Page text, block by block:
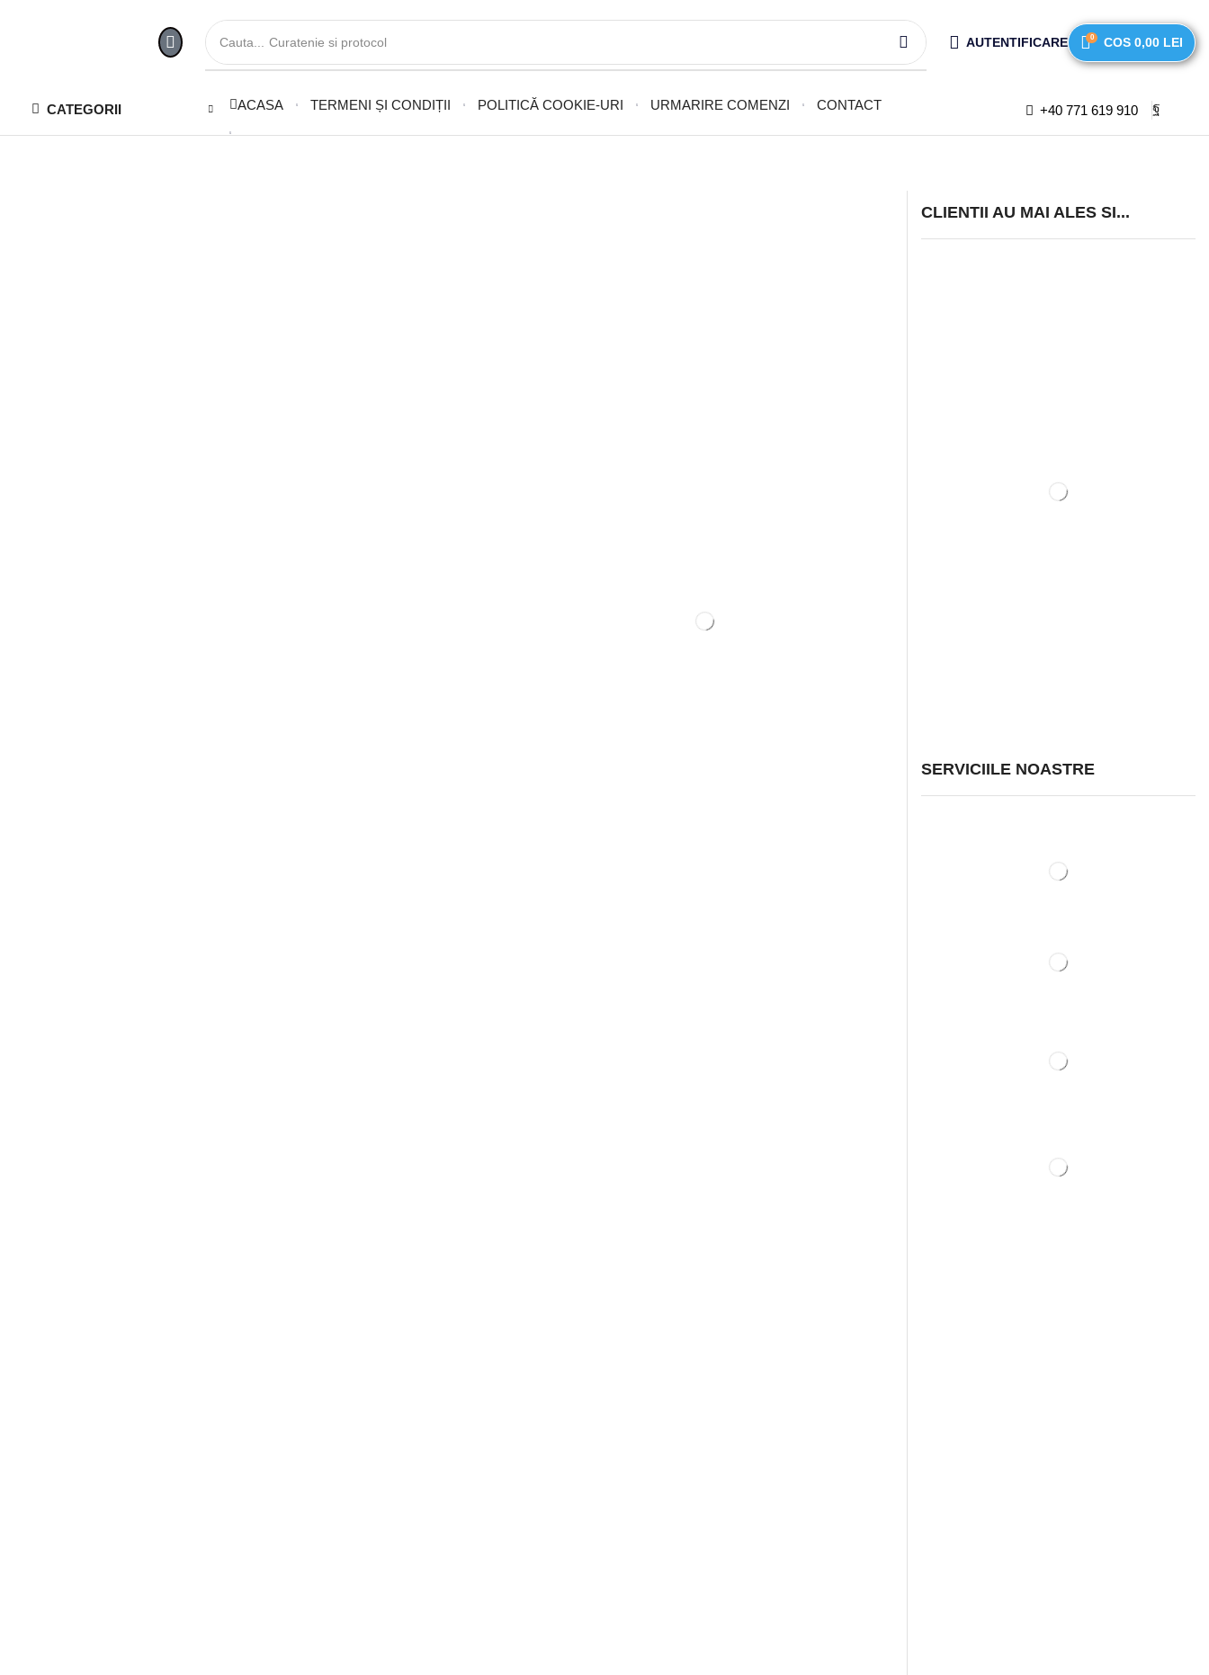
Cauta... Curatenie si protocol AUTENTIFICARE 0 COS 0,00 LEI
CATEGORII ACASA TERMENI ȘI CONDIȚII POLITICĂ COOKIE-URI URMARIRE COMENZI CONTACT +40 771 619 910
CLIENTII AU MAI ALES SI...
SERVICIILE NOASTRE